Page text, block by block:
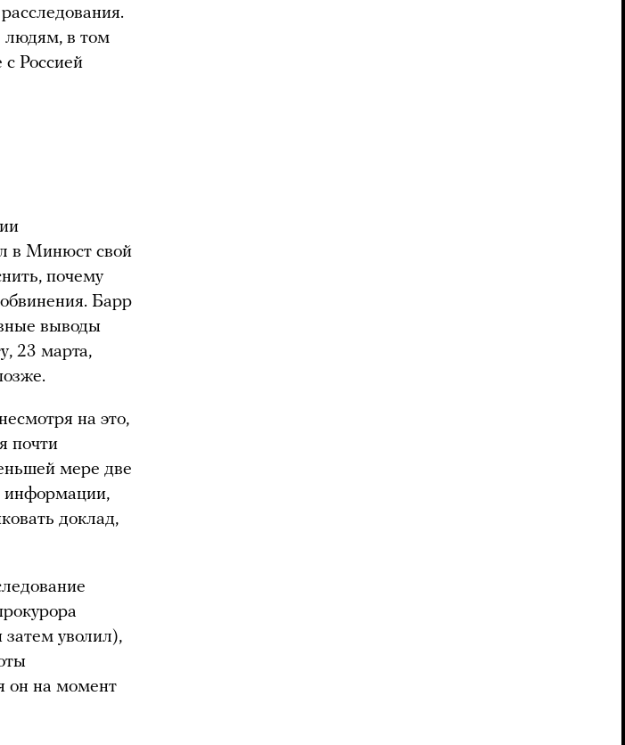
людям, в том
Россией
в Минюст свой
почему
Барр
выводы
23 марта,
на это,
почти
мере две
информации,
доклад,
уволил),
он на момент